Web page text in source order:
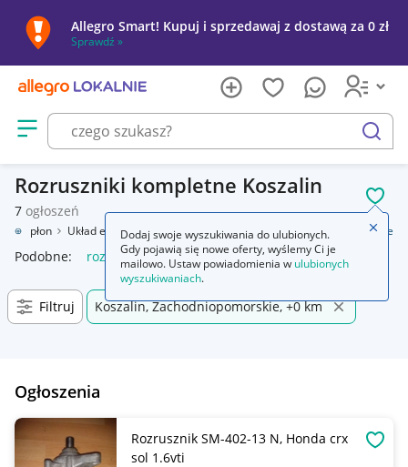
Allegro Smart! Kupuj i sprzedawaj z dostawą za 0 zł
Sprawdź »
Otwórz menu z kategoriami
szukaj
Rozruszniki kompletne Koszalin
7 ogłoszeń
zapłon Układ elektryczny silnika Rozruszniki Rozruszniki kompletne
Podobne: rozruszniki kompletne
Filtruj Koszalin, Zachodniopomorskie, +0 km
Ogłoszenia
Rozrusznik SM-402-13 N, Honda crx
sol 1.6vti
Dodaj swoje wyszukiwania do ulubionych.
Gdy pojawią się nowe oferty, wyślemy Ci je
mailowo. Ustaw powiadomienia w ulubionych
wyszukiwaniach.